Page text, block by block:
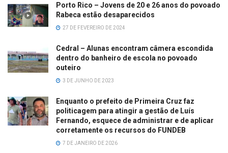
Porto Rico – Jovens de 20 e 26 anos do povoado
Rabeca estão desaparecidos
27 DE FEVEREIRO DE 2024
Cedral – Alunas encontram câmera escondida
dentro do banheiro de escola no povoado
outeiro
3 DE JUNHO DE 2023
Enquanto o prefeito de Primeira Cruz faz
politicagem para atingir a gestão de Luís
Fernando, esquece de administrar e de aplicar
corretamente os recursos do FUNDEB
7 DE JANEIRO DE 2026